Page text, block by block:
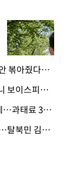
· "볶아달라니까!"…셀프 볶음밥 안 볶아줬다고 사장 폭행한 손님
· 천안 택배기사의 '매의 눈', 할머니 보이스피싱 피해 막아
· 옥상 '쓰레기 테러' 범인 잡았는데…과태료 3만원 처분에 숙박업주 허탈
· "바지 벗고 앞뒤로 돌아야 했다"…탈북민 김서아, 기쁨조 검사 수치심 회상